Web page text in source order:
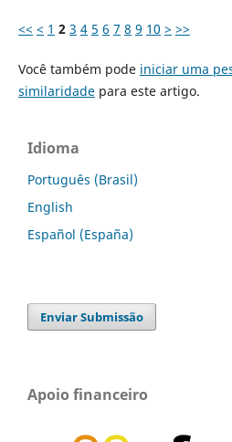
<< < 1 2 3 4 5 6 7 8 9 10 > >>
Você também pode iniciar uma
similaridadepara este artigo.
Idioma
Português (Brasil)
English
Español (España)
Enviar Submissão
Apoio financeiro